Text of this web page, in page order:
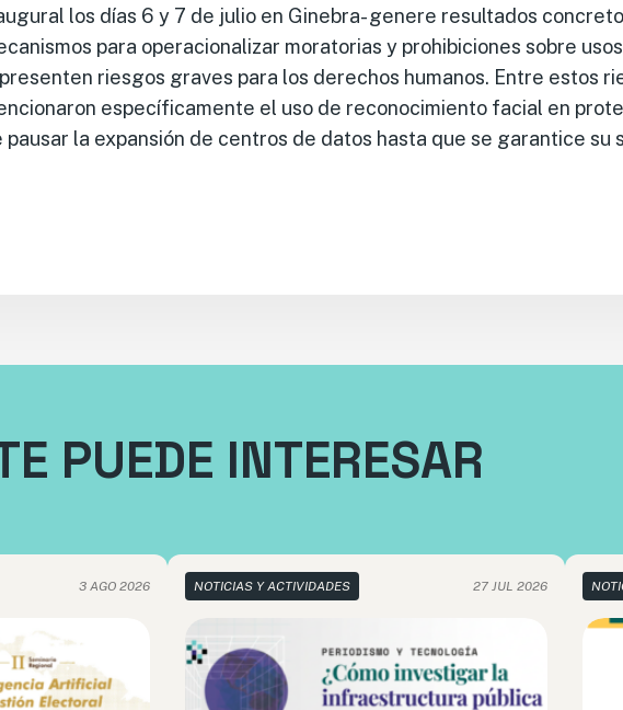
los días 6 y 7 de julio en Ginebra- genere resultados
para operacionalizar moratorias y prohibiciones sobre
riesgos graves para los derechos humanos. Entre estos
específicamente el uso de reconocimiento facial en
pausar la expansión de centros de datos hasta que se garantice su
PUEDE INTERESAR
3 AGO 2026 NOTICIAS Y ACTIVIDADES 27 JUL 2026